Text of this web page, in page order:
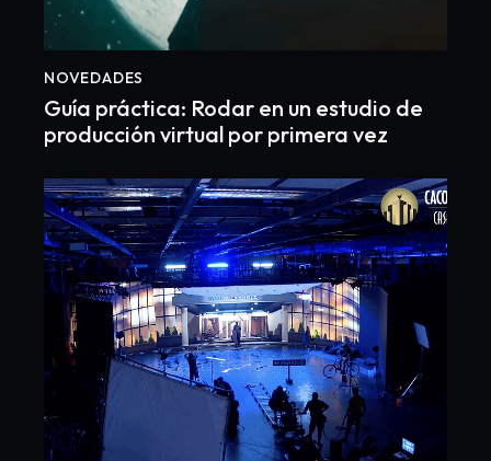
NOVEDADES
Guía práctica: Rodar en un estudio de
producción virtual por primera vez